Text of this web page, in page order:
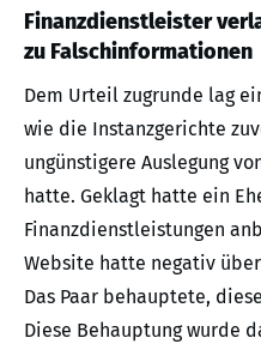
Finanzdienstleister
zu Falschinformationen
Dem Urteil zugrunde lag
wie die Instanzgerichte
ungünstigere Auslegung
hatte. Geklagt hatte ein
Finanzdienstleistungen
Website hatte negativ
Das Paar behauptete,
Diese Behauptung wurde